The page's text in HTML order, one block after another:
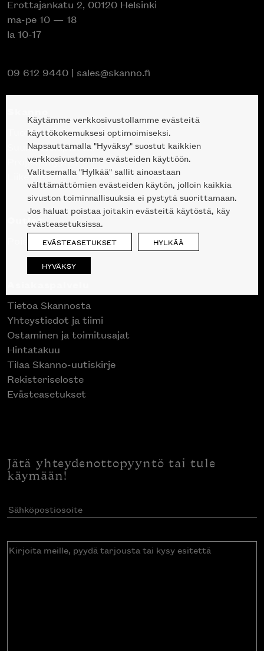
Erottajankatu 2, 00120 Helsinki
ma-pe 10 — 18
la 10-17
09 612 9440 | sales@skanno.fi
Tuotteet
Suunnittelupalvelu
Projektimyynti
Liike Helsingin keskustassa
Outlet
Poistuvat mallikappaleet
Tietoa Skannosta
Yhteystiedot ja tiimi
Ostaminen ja toimitusajat
Hintatakuu
Tilaa Skanno-uutiskirje
Rekisteriseloste
Evästeasetukset
Jätä yhteydenottopyyntö tai tule
käymään!
Sähköpostiosoite(Pakollinen)
Kirjoita
Käytämme verkkosivustollamme evästeitä
käyttökokemuksesi optimoimiseksi.
Napsauttamalla "Hyväksy" suostut kaikkien
verkkosivustomme evästeiden käyttöön.
Valitsemalla "Hylkää" sallit ainoastaan
välttämättömien evästeiden käytön, jolloin kaikkia
sivuston toiminnallisuuksia ei pystytä suorittamaan.
Jos haluat poistaa joitakin evästeitä käytöstä, käy
evästeasetuksissa.
EVÄSTEASETUKSET HYLKÄÄ
HYVÄKSY